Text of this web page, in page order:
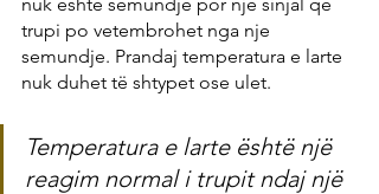
trupi po vetembrohet nga nje
semundje. Prandaj temperatura e larte
nuk duhet të shtypet ose ulet.
Temperatura e larte është një
reagim normal i trupit ndaj një